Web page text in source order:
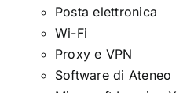
Posta elettronica
Wi-Fi
Proxy e VPN
Software di Ateneo